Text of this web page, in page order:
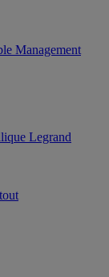
Management
Legrand